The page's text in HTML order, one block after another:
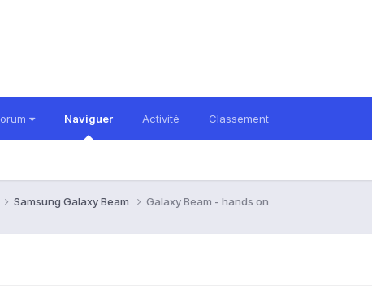
Naviguer Activité Classement
Samsung Galaxy Beam Galaxy Beam - hands on